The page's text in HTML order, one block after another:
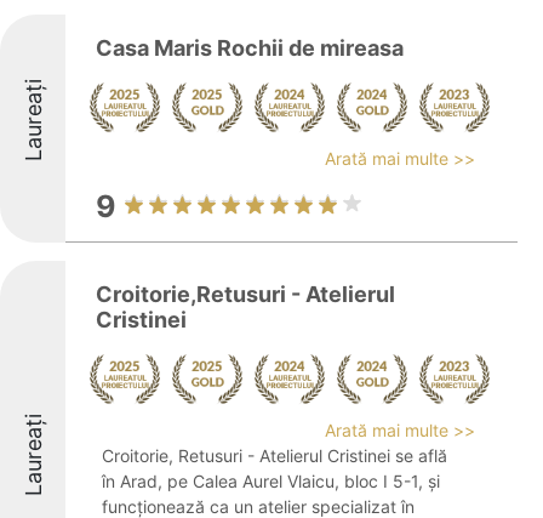
Laureați
Casa Maris Rochii de mireasa
Arată mai multe >>
9
Laureați
Croitorie,Retusuri - Atelierul
Cristinei
Arată mai multe >>
Croitorie, Retusuri - Atelierul Cristinei se află
în Arad, pe Calea Aurel Vlaicu, bloc I 5-1, și
funcționează ca un atelier specializat în